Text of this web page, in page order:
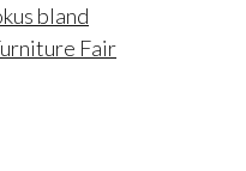
bland
Fair